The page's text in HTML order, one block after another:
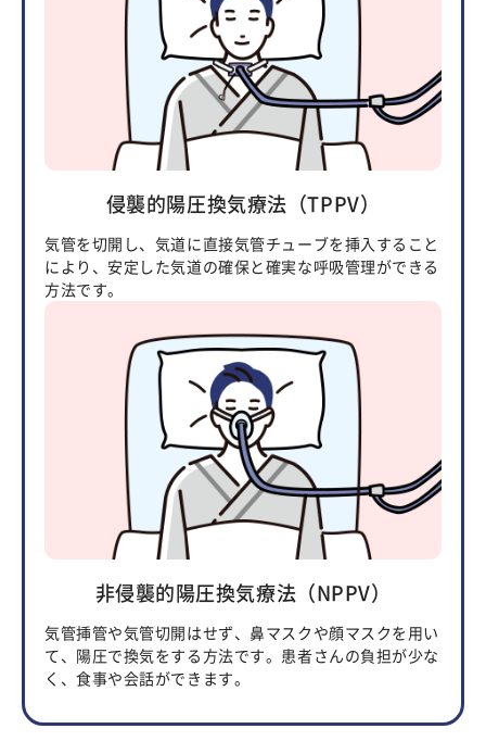
侵襲的陽圧換気療法（TPPV）
気管を切開し、気道に直接気管チューブを挿入すること
により、安定した気道の確保と確実な呼吸管理ができる
方法です。
非侵襲的陽圧換気療法（NPPV）
気管挿管や気管切開はせず、鼻マスクや顔マスクを用い
て、陽圧で換気をする方法です。患者さんの負担が少な
く、食事や会話ができます。